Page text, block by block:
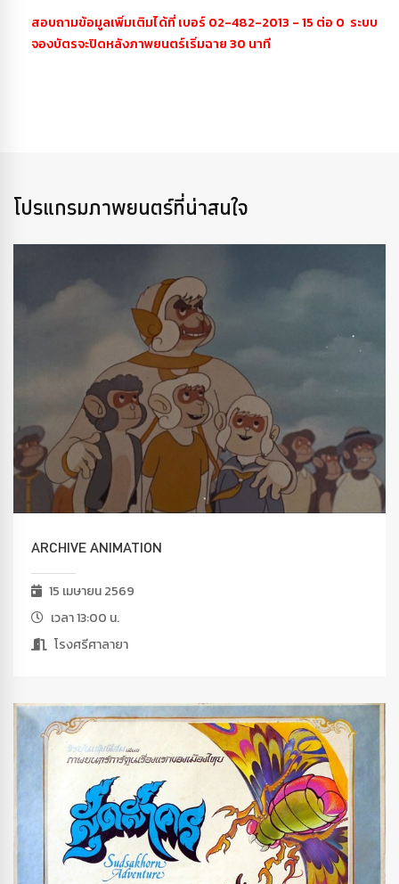
สอบถามข้อมูลเพิ่มเติมได้ที่ เบอร์ 02-482-2013 - 15 ต่อ 0 ระบบ
จองบัตรจะปิดหลังภาพยนตร์เริ่มฉาย 30 นาที
โปรแกรมภาพยนตร์ที่น่าสนใจ
ARCHIVE ANIMATION
15 เมษายน 2569
เวลา 13:00 น.
โรงศรีศาลายา